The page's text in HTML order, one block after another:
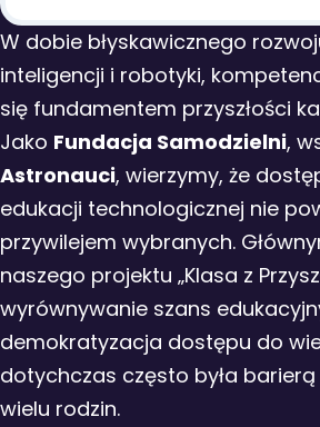
W dobie błyskawicznego
inteligencji i robotyki,
się fundamentem przyszłości
Jako Fundacja Samodzielni,
Astronauci, wierzymy, że
edukacji technologicznej nie
przywilejem wybranych.
naszego projektu „Klasa z
wyrównywanie szans
demokratyzacja dostępu do
dotychczas często była
wielu rodzin.